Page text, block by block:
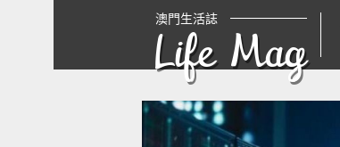
澳門生活誌
Life Mag